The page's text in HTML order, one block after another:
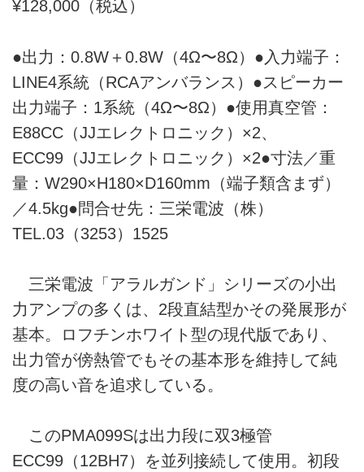
¥128,000（税込）
●出力：0.8W＋0.8W（4Ω〜8Ω）●入力端子：
LINE4系統（RCAアンバランス）●スピーカー
出力端子：1系統（4Ω〜8Ω）●使用真空管：
E88CC（JJエレクトロニック）×2、
ECC99（JJエレクトロニック）×2●寸法／重
量：W290×H180×D160mm（端子類含まず）
／4.5kg●問合せ先：三栄電波（株）
TEL.03（3253）1525
三栄電波「アラルガンド」シリーズの小出
力アンプの多くは、2段直結型かその発展形が
基本。ロフチンホワイト型の現代版であり、
出力管が傍熱管でもその基本形を維持して純
度の高い音を追求している。
このPMA099Sは出力段に双3極管
ECC99（12BH7）を並列接続して使用。初段